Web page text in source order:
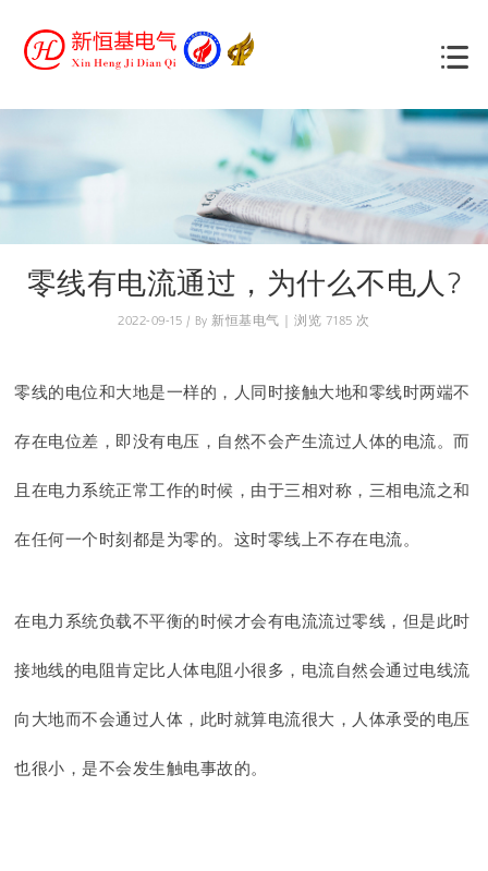
零线有电流通过，为什么不电人?
2022-09-15 / By 新恒基电气 | 浏览 7185 次
零线的电位和大地是一样的，人同时接触大地和零线时两端不
存在电位差，即没有电压，自然不会产生流过人体的电流。而
且在电力系统正常工作的时候，由于三相对称，三相电流之和
在任何一个时刻都是为零的。这时零线上不存在电流。
在电力系统负载不平衡的时候才会有电流流过零线，但是此时
接地线的电阻肯定比人体电阻小很多，电流自然会通过电线流
向大地而不会通过人体，此时就算电流很大，人体承受的电压
也很小，是不会发生触电事故的。